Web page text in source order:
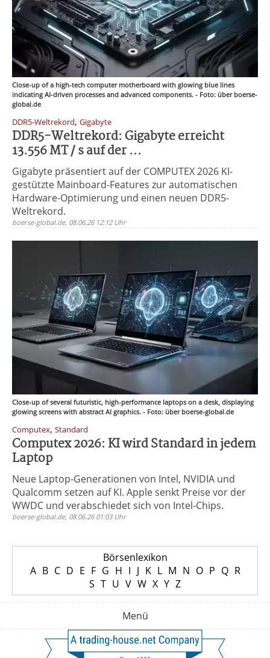
Close-up of a high-tech computer motherboard with glowing blue lines
indicating AI-driven processes and advanced components. - Foto: über boerse-
global.de
DDR5-Weltrekord, Gigabyte
DDR5-Weltrekord: Gigabyte erreicht
13.556 MT / s auf der ...
Gigabyte präsentiert auf der COMPUTEX 2026 KI-
gestützte Mainboard-Features zur automatischen
Hardware-Optimierung und einen neuen DDR5-
Weltrekord.
boerse-global.de, 08.06.26 12:12 Uhr
Close-up of several futuristic, high-performance laptops on a desk, displaying
glowing screens with abstract AI graphics. - Foto: über boerse-global.de
Computex, Standard
Computex 2026: KI wird Standard in jedem
Laptop
Neue Laptop-Generationen von Intel, NVIDIA und
Qualcomm setzen auf KI. Apple senkt Preise vor der
WWDC und verabschiedet sich von Intel-Chips.
boerse-global.de, 08.06.26 01:03 Uhr
Börsenlexikon
A B C D E F G H I J K L M N O P Q R
S T U V W X Y Z
Menü